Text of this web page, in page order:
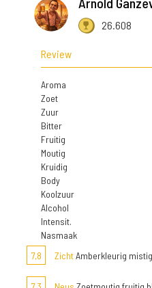
26.608
Review
Aroma
Zoet
Zuur
Bitter
Fruitig
Moutig
Kruidig
Body
Koolzuur
Alcohol
Intensit.
Nasmaak
7,8
ZichtAmberkleurig